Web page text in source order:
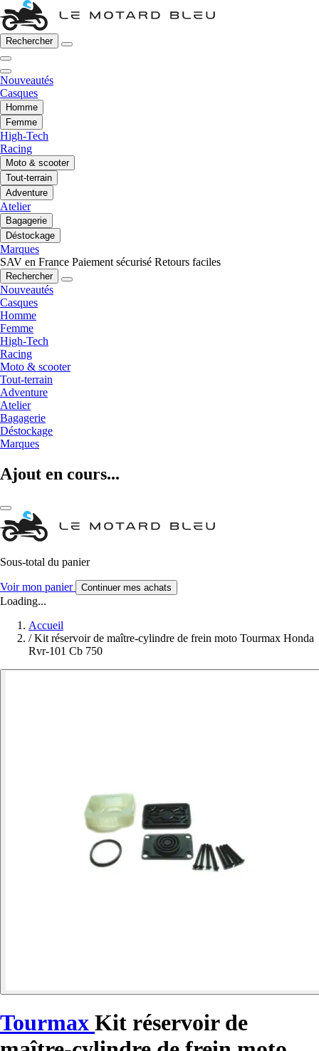
Rechercher
Nouveautés
Casques
Homme
Femme
High-Tech
Racing
Moto & scooter
Tout-terrain
Adventure
Atelier
Bagagerie
Déstockage
Marques
SAV en France Paiement sécurisé Retours faciles
Rechercher
Nouveautés
Casques
Homme
Femme
High-Tech
Racing
Moto & scooter
Tout-terrain
Adventure
Atelier
Bagagerie
Déstockage
Marques
Ajout en cours...
Sous-total du panier
Voir mon panier Continuer mes achats
Loading...
Accueil
/ Kit réservoir de maître-cylindre de frein moto Tourmax Honda
Rvr-101 Cb 750
Tourmax Kit réservoir de